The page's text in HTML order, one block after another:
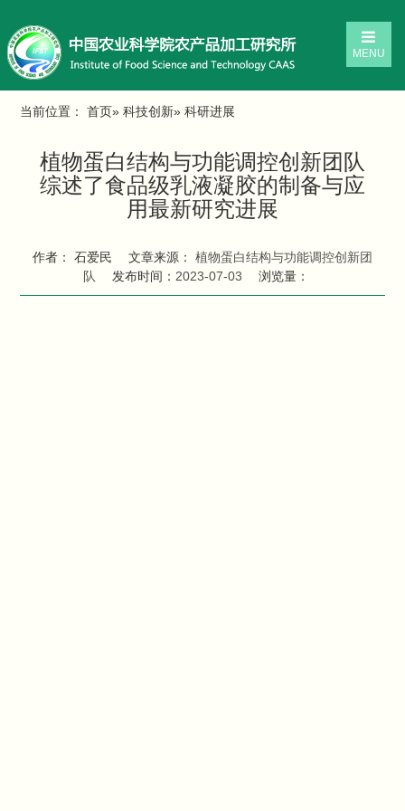
MENU
当前位置：首页»科技创新» 科研进展
植物蛋白结构与功能调控创新团队
综述了食品级乳液凝胶的制备与应
用最新研究进展
作者： 石爱民 文章来源：
植物蛋白结构与功能调控创新团
队
发布时间： 2023-07-03 浏览量：